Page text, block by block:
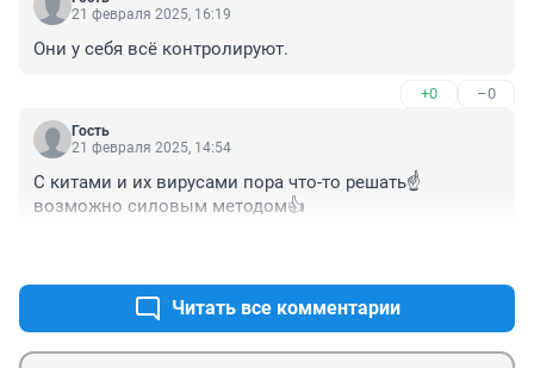
21 февраля 2025, 16:19
Они у себя всё контролируют.
+0 –0
Гость
21 февраля 2025, 14:54
С китами и их вирусами пора что-то решать☝️
возможно силовым методом👍
Читать все комментарии